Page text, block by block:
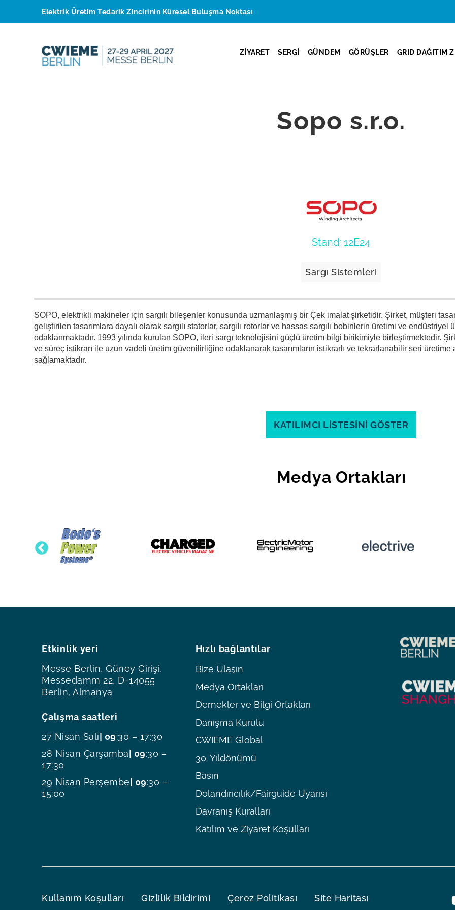
Elektrik Üretim Tedarik Zincirinin Küresel Buluşma Noktası
ZİYARET SERGİ GÜNDEM GÖRÜŞLER GRID DAĞITIM
Sopo s.r.o.
Stand: 12E24
Sargı Sistemleri
SOPO, elektrikli makineler için sargılı bileşenler konusunda uzmanlaşmış bir Çek imalat şirketidir. Şirket, müşteri
geliştirilen tasarımlara dayalı olarak sargılı statorlar, sargılı rotorlar ve hassas sargılı bobinlerin üretimi ve
odaklanmaktadır. 1993 yılında kurulan SOPO, ileri sargı teknolojisini güçlü üretim bilgi birikimiyle birleştirmektedir.
ve süreç istikrarı ile uzun vadeli üretim güvenilirliğine odaklanarak tasarımların istikrarlı ve tekrarlanabilir seri üretime
sağlamaktadır.
KATILIMCI LİSTESİNİ GÖSTER
Medya Ortakları
Etkinlik yeri
Messe Berlin, Güney Girişi,
Messedamm 22, D-14055
Berlin, Almanya
Çalışma saatleri
27 Nisan Salı | 09:30 – 17:30
28 Nisan Çarşamba | 09:30 –
17:30
29 Nisan Perşembe | 09:30 –
15:00
Hızlı bağlantılar
Bize Ulaşın
Medya Ortakları
Dernekler ve Bilgi Ortakları
Danışma Kurulu
CWIEME Global
30. Yıldönümü
Basın
Dolandırıcılık/Fairguide Uyarısı
Davranış Kuralları
Katılım ve Ziyaret Koşulları
Kullanım Koşulları Gizlilik Bildirimi Çerez Politikası Site Haritası